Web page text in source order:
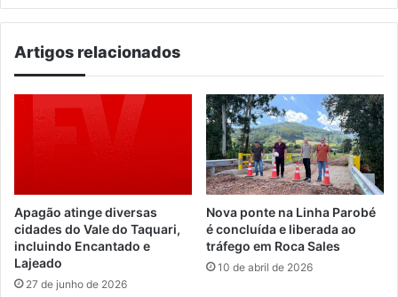
Artigos relacionados
Apagão atinge diversas
cidades do Vale do Taquari,
incluindo Encantado e
Lajeado
27 de junho de 2026
Nova ponte na Linha Parobé
é concluída e liberada ao
tráfego em Roca Sales
10 de abril de 2026